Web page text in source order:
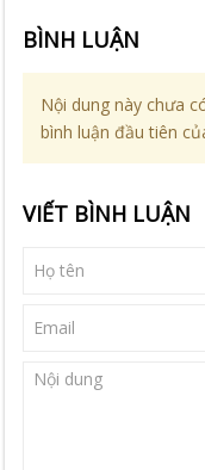
BÌNH LUẬN
Nội dung này chưa
bình luận đầu tiên
VIẾT BÌNH LUẬN